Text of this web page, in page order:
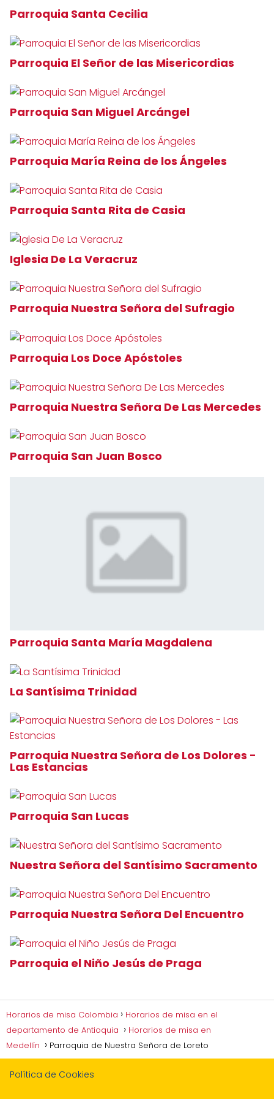
Parroquia Santa Cecilia
Parroquia El Señor de las Misericordias
Parroquia San Miguel Arcángel
Parroquia María Reina de los Ángeles
Parroquia Santa Rita de Casia
Iglesia De La Veracruz
Parroquia Nuestra Señora del Sufragio
Parroquia Los Doce Apóstoles
Parroquia Nuestra Señora De Las Mercedes
Parroquia San Juan Bosco
Parroquia Santa María Magdalena
La Santísima Trinidad
Parroquia Nuestra Señora de Los Dolores -
Las Estancias
Parroquia San Lucas
Nuestra Señora del Santísimo Sacramento
Parroquia Nuestra Señora Del Encuentro
Parroquia el Niño Jesús de Praga
Horarios de misa Colombia
Horarios de misa en el
departamento de Antioquia
Horarios de misa en
Medellín
Parroquia de Nuestra Señora de Loreto
Política de Cookies